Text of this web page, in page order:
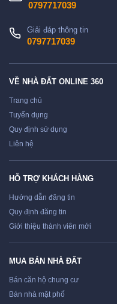
0797717039
Giải đáp thông tin
0797717039
VỀ NHÀ ĐẤT ONLINE 360
Trang chủ
Tuyển dụng
Quy định sử dụng
Liên hệ
HỖ TRỢ KHÁCH HÀNG
Hướng dẫn đăng tin
Quy định đăng tin
Giới thiệu thành viên mới
MUA BÁN NHÀ ĐẤT
Bán căn hộ chung cư
Bán nhà mặt phố